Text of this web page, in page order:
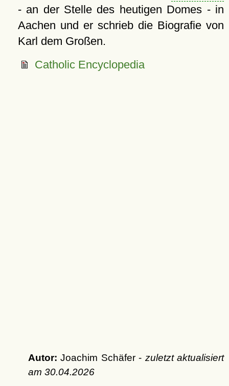
- an der Stelle des heutigen Domes - in
Aachen und er schrieb die Biografie von
Karl dem Großen.
Catholic Encyclopedia
Autor: Joachim Schäfer - zuletzt aktualisiert
am 30.04.2026